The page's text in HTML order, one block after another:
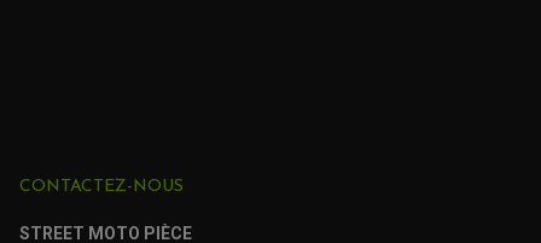
CONTACTEZ-NOUS
STREET MOTO PIÈCE